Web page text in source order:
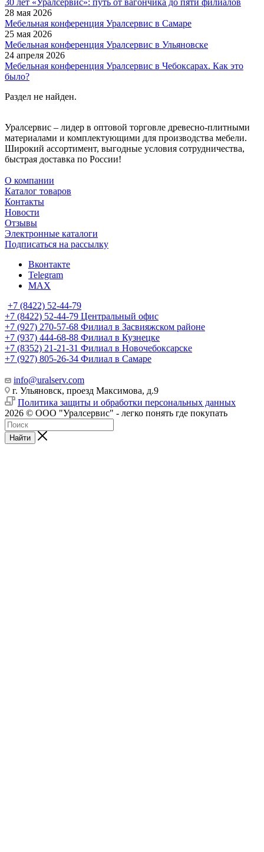
30 лет «Уралсервис»: путь от вагончика до пяти филиалов
28 мая 2026
Мебельная конференция Уралсервис в Самаре
25 мая 2026
Мебельная конференция Уралсервис в Ульяновске
24 апреля 2026
Мебельная конференция Уралсервис в Чебоксарах. Как это
было?
Раздел не найден.
Уралсервис – лидер в оптовой торговле древесно-плитными
материалами и комплектующими для производства мебели.
Широкий ассортимент, выгодные условия сотрудничества,
быстрая доставка по России!
О компании
Каталог товаров
Контакты
Новости
Отзывы
Электронные каталоги
Подписаться на рассылку
Вконтакте
Telegram
MAX
+7 (8422) 52-44-79
+7 (8422) 52-44-79 Центральный офис
+7 (927) 270-57-68 Филиал в Засвияжском районе
+7 (937) 444-68-88 Филиал в Кузнецке
+7 (8352) 21-21-31 Филиал в Новочебоксарске
+7 (927) 805-26-34 Филиал в Самаре
info@uralserv.com
г. Ульяновск, проезд Максимова, д.9
Политика защиты и обработки персональных данных
2026 © ООО "Уралсервис" - легко понять где покупать
Найти